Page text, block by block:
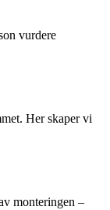
vurdere
Her skaper vi
monteringen –